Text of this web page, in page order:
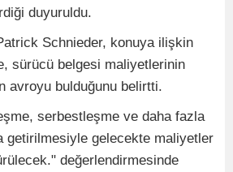
duyuruldu.
Schnieder, konuya ilişkin
sürücü belgesi maliyetlerinin
avroyu bulduğunu belirtti.
serbestleşme ve daha fazla
getirilmesiyle gelecekte maliyetler
değerlendirmesinde